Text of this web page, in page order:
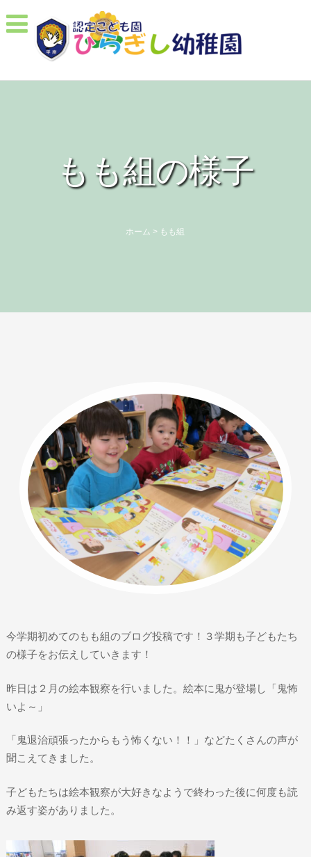
もも組の様子
ホーム > もも組
今学期初めてのもも組のブログ投稿です！３学期も子どもたち
の様子をお伝えしていきます！
昨日は２月の絵本観察を行いました。絵本に鬼が登場し「鬼怖
いよ～」
「鬼退治頑張ったからもう怖くない！！」などたくさんの声が
聞こえてきました。
子どもたちは絵本観察が大好きなようで終わった後に何度も読
み返す姿がありました。